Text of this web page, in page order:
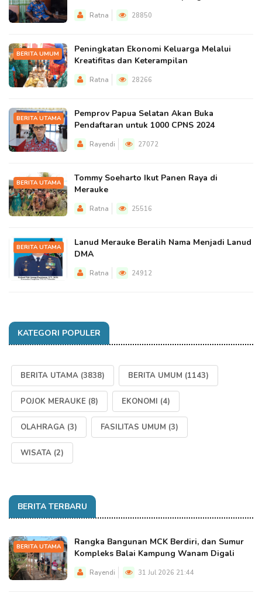
Ratna 28850
BERITA UMUM
Peningkatan Ekonomi Keluarga Melalui
Kreatifitas dan Keterampilan
Ratna 28266
BERITA UTAMA
Pemprov Papua Selatan Akan Buka
Pendaftaran untuk 1000 CPNS 2024
Rayendi 27072
BERITA UTAMA
Tommy Soeharto Ikut Panen Raya di
Merauke
Ratna 25516
BERITA UTAMA
Lanud Merauke Beralih Nama Menjadi Lanud
DMA
Ratna 24912
KATEGORI POPULER
BERITA UTAMA (3838) BERITA UMUM (1143)
POJOK MERAUKE (8) EKONOMI (4)
OLAHRAGA (3) FASILITAS UMUM (3)
WISATA (2)
BERITA TERBARU
BERITA UTAMA
Rangka Bangunan MCK Berdiri, dan Sumur
Kompleks Balai Kampung Wanam Digali
Rayendi 31 Jul 2026 21:44